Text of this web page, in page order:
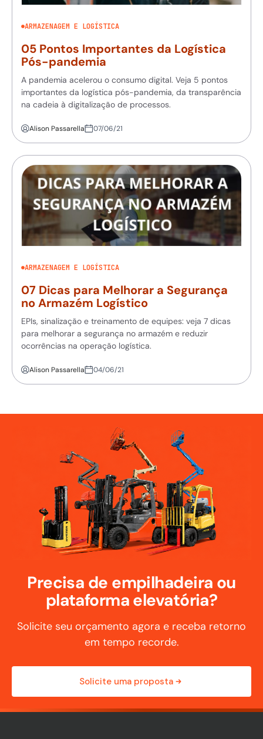
ARMAZENAGEM E LOGÍSTICA
05 Pontos Importantes da Logística
Pós-pandemia
A pandemia acelerou o consumo digital. Veja 5 pontos
importantes da logística pós-pandemia, da transparência
na cadeia à digitalização de processos.
Alison Passarella 07/06/21
ARMAZENAGEM E LOGÍSTICA
07 Dicas para Melhorar a Segurança
no Armazém Logístico
EPIs, sinalização e treinamento de equipes: veja 7 dicas
para melhorar a segurança no armazém e reduzir
ocorrências na operação logística.
Alison Passarella 04/06/21
Precisa de empilhadeira ou
plataforma elevatória?
Solicite seu orçamento agora e receba retorno
em tempo recorde.
Solicite uma proposta